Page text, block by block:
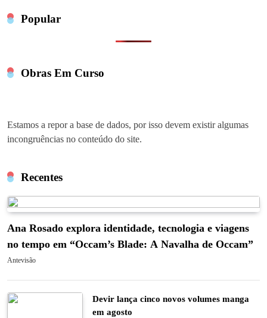
Popular
Obras Em Curso
Estamos a repor a base de dados, por isso devem existir algumas
incongruências no conteúdo do site.
Recentes
Ana Rosado explora identidade, tecnologia e viagens
no tempo em “Occam’s Blade: A Navalha de Occam”
Antevisão
Devir lança cinco novos volumes manga
em agosto